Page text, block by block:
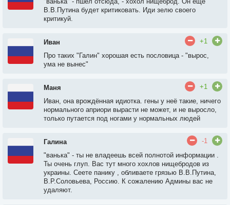
В.В.Путина будет критиковать. Иди зелю своего
критикуй.
Иван
+1
Про таких "Галин" хорошая есть пословица - "вырос,
ума не вынес"
Маня
+1
Иван, она врождённая идиотка. гены у неё такие, ничего
нормального априори вырасти не может, и не выросло,
только путается под ногами у нормальных людей
Галина
-1
"ванька" - ты не владеешь всей полнотой информации .
Ты очень глуп. Вас тут много хохлов нищебродов из
украины. Сеете панику , обливаете грязью В.В.Путина,
В.Р.Соловьева, Россию. К сожалению Админы вас не
удаляют.